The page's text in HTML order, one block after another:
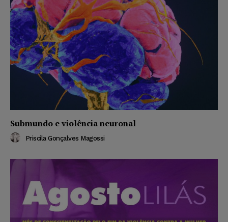
Submundo e violência neuronal
Priscila Gonçalves Magossi